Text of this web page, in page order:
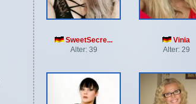
SweetSecre...
Alter: 39
Vinia
Alter: 29